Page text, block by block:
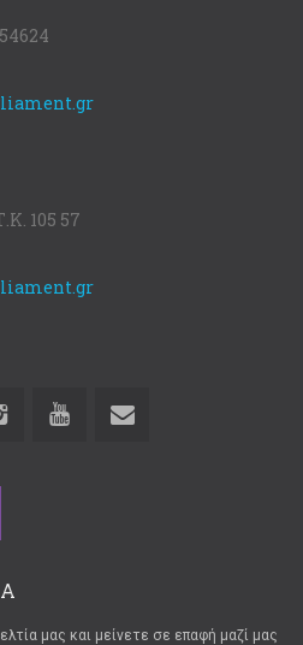
105 57
μας και μείνετε σε επαφή μαζί μας